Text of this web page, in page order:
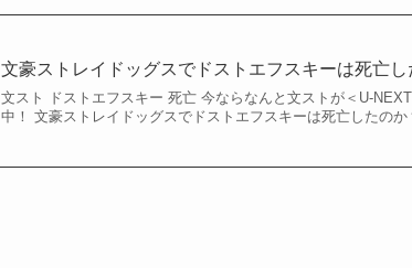
文豪ストレイドッグスでドストエフスキーは死亡し
文スト ドストエフスキー 死亡 今ならなんと文ストが＜U-
中！ 文豪ストレイドッグスでドストエフスキーは死亡したの